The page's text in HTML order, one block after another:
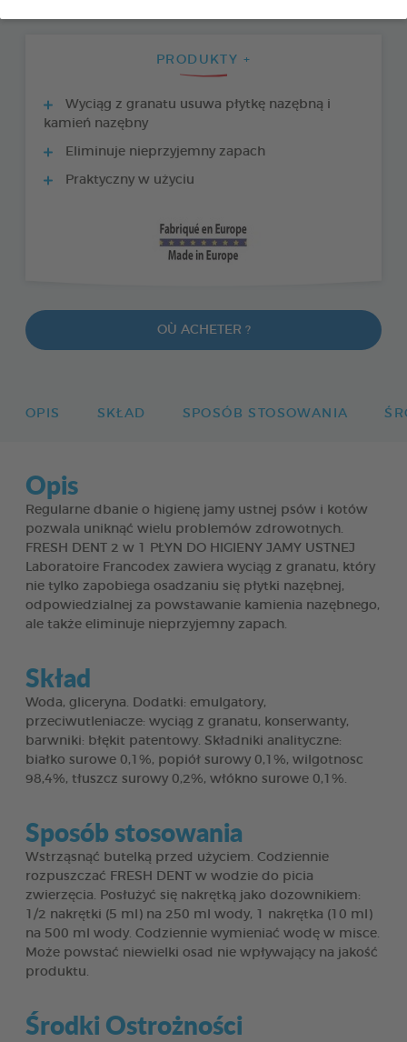
PRODUKTY +
Wyciąg z granatu usuwa płytkę nazębną i
kamień nazębny
Eliminuje nieprzyjemny zapach
Praktyczny w użyciu
OÙ ACHETER ?
OPIS SKŁAD SPOSÓB STOSOWANIA
Opis
Regularne dbanie o higienę jamy ustnej psów i kotów
pozwala uniknąć wielu problemów zdrowotnych.
FRESH DENT 2 w 1 PŁYN DO HIGIENY JAMY USTNEJ
Laboratoire Francodex zawiera wyciąg z granatu, który
nie tylko zapobiega osadzaniu się płytki nazębnej,
odpowiedzialnej za powstawanie kamienia nazębnego,
ale także eliminuje nieprzyjemny zapach.
Skład
Woda, gliceryna. Dodatki: emulgatory,
przeciwutleniacze: wyciąg z granatu, konserwanty,
barwniki: błękit patentowy. Składniki analityczne:
białko surowe 0,1%, popiół surowy 0,1%, wilgotnosc
98,4%, tłuszcz surowy 0,2%, włókno surowe 0,1%.
Sposób stosowania
Wstrząsnąć butelką przed użyciem. Codziennie
rozpuszczać FRESH DENT w wodzie do picia
zwierzęcia. Posłużyć się nakrętką jako dozownikiem:
1/2 nakrętki (5 ml) na 250 ml wody, 1 nakrętka (10 ml)
na 500 ml wody. Codziennie wymieniać wodę w misce.
Może powstać niewielki osad nie wpływający na jakość
produktu.
Środki Ostrożności